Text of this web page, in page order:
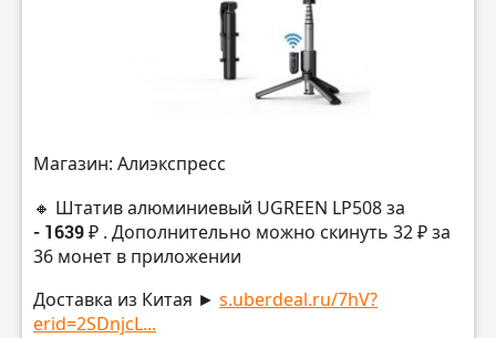
Магазин: Алиэкспресс
🔸 Штатив алюминиевый UGREEN LP508 за
- 1639 ₽ . Дополнительно можно скинуть 32 ₽ за
36 монет в приложении
Доставка из Китая ► s.uberdeal.ru/7hV?
erid=2SDnjcL...